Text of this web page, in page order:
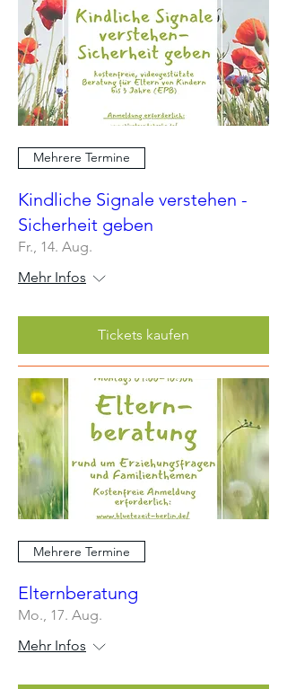
Mehrere Termine
Kindliche Signale verstehen -
Sicherheit geben
Fr., 14. Aug.
Mehr Infos
Tickets kaufen
Mehrere Termine
Elternberatung
Mo., 17. Aug.
Mehr Infos